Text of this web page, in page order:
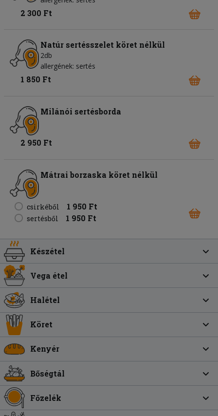
2 300 Ft
Natúr sertésszelet köret nélkül
2db
allergének: sertés
1 850 Ft
Milánói sertésborda
2 950 Ft
Mátrai borzaska köret nélkül
csirkéből 1 950 Ft
sertésből 1 950 Ft
Készétel
Vega étel
Halétel
Köret
Kenyér
Bőségtál
Főzelék